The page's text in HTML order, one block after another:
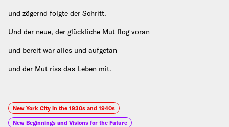
und zögernd folgte der Schritt.
Und der neue, der glückliche Mut flog voran
und bereit war alles und aufgetan
und der Mut riss das Leben mit.
New York City in the 1930s and 1940s
New Beginnings and Visions for the Future